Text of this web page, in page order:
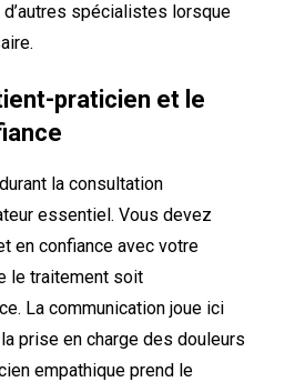
spécialistes lorsque
praticien et le
la consultation
essentiel. Vous devez
en confiance avec votre
le traitement soit
La communication joue ici
prise en charge des douleurs
empathique prend le